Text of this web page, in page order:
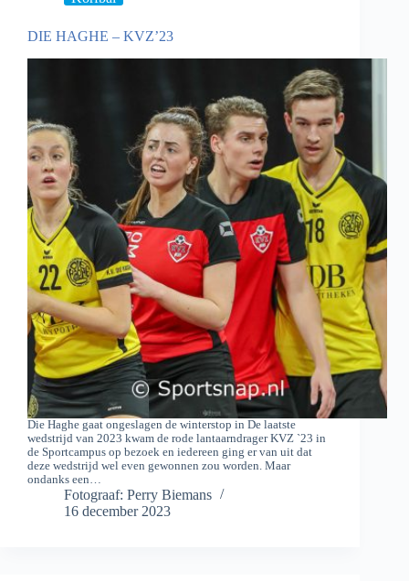
DIE HAGHE – KVZ’23
Die Haghe gaat ongeslagen de winterstop in De laatste
wedstrijd van 2023 kwam de rode lantaarndrager KVZ `23 in
de Sportcampus op bezoek en iedereen ging er van uit dat
deze wedstrijd wel even gewonnen zou worden. Maar
ondanks een…
Fotograaf: Perry Biemans
16 december 2023